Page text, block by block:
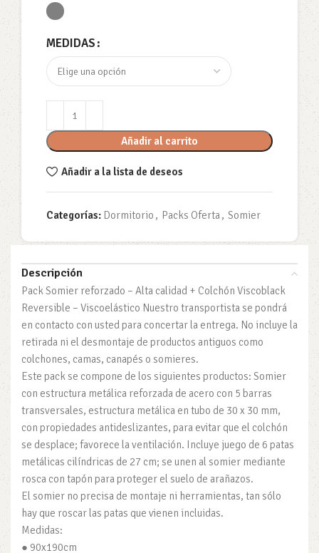
MEDIDAS
Añadir al carrito
Añadir a la lista de deseos
Categorías: Dormitorio , Packs Oferta, Somier
Descripción
Pack Somier reforzado – Alta calidad + Colchón Viscoblack
Reversible – Viscoelástico Nuestro transportista se pondrá
en contacto con usted para concertar la entrega. No incluye la
retirada ni el desmontaje de productos antiguos como
colchones, camas, canapés o somieres.
Este pack se compone de los siguientes productos: Somier
con estructura metálica reforzada de acero con 5 barras
transversales, estructura metálica en tubo de 30 x 30 mm,
con propiedades antideslizantes, para evitar que el colchón
se desplace; favorece la ventilación. Incluye juego de 6 patas
metálicas cilíndricas de 27 cm; se unen al somier mediante
rosca con tapón para proteger el suelo de arañazos.
El somier no precisa de montaje ni herramientas, tan sólo
hay que roscar las patas que vienen incluidas.
Medidas:
● 90x190cm